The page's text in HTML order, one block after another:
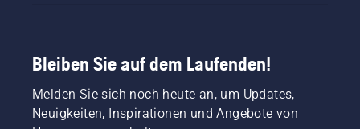
Bleiben Sie auf dem Laufenden!
Melden Sie sich noch heute an, um Updates,
Neuigkeiten, Inspirationen und Angebote von